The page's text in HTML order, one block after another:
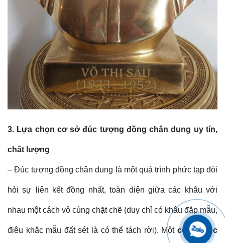
3. Lựa chọn cơ sở đúc tượng đồng chân dung uy tín,
chất lượng
– Đúc tượng đồng chân dung là một quá trình phức tạp đòi
hỏi sự liên kết đồng nhất, toàn diện giữa các khâu với
nhau một cách vô cùng chặt chẽ (duy chỉ có khâu đắp mẫu,
điêu khắc mẫu đất sét là có thể tách rời). Một cơ sở đúc